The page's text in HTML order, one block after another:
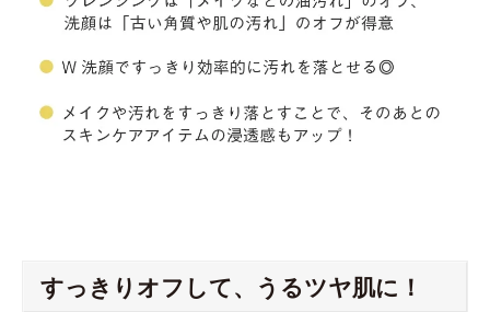
すっきりオフして、うるツヤ肌に！